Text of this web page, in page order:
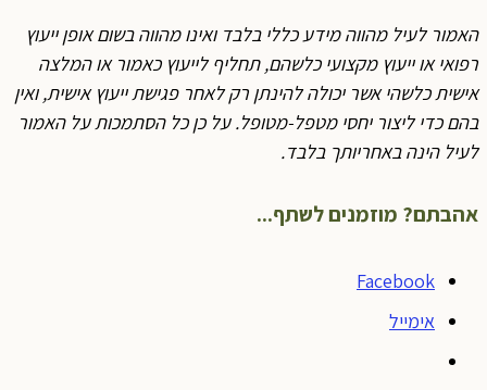
האמור לעיל מהווה מידע כללי בלבד ואינו מהווה בשום אופן ייעוץ
רפואי או ייעוץ מקצועי כלשהם, תחליף לייעוץ כאמור או המלצה
אישית כלשהי אשר יכולה להינתן רק לאחר פגישת ייעוץ אישית, ואין
בהם כדי ליצור יחסי מטפל-מטופל. על כן כל הסתמכות על האמור
לעיל הינה באחריותך בלבד.
אהבתם? מוזמנים לשתף...
Facebook
אימייל